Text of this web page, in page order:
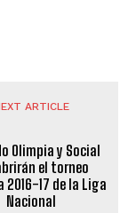
ARTICLE
Olimpia y Social
el torneo
2016-17 de la Liga
Nacional